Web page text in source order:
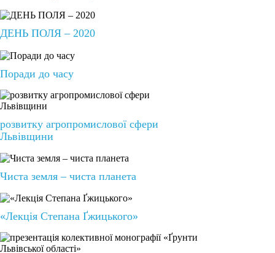
ДЕНЬ ПОЛЯ – 2020
Поради до часу
розвитку агропромислової сфери
Львівщини
Чиста земля – чиста планета
«Лекція Степана Ґжицького»